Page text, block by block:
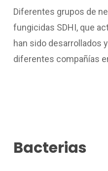
Diferentes grupos de
fungicidas SDHI, que
han sido desarrollados
diferentes compañías
Bacterias